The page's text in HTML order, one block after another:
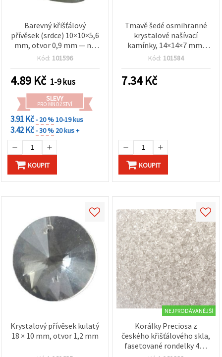
Barevný křišťálový
přívěsek (srdce) 10×10×5,6
mm, otvor 0,9 mm — na
výrobu šperků
Kód: 101596
4.89 Kč 1-9 kus
SLEVY
PRO MNOŽSTVÍ
3.91 Kč- 20 %10-19 kus
3.42 Kč- 30 % 20 kus +
KOUPIT
Tmavě šedé osmihranné
krystalové našívací
kamínky, 14×14×7 mm,
otvor 1,5 mm – 4 ks
Kód: 101584
7.34Kč
KOUPIT
Krystalový přívěsek kulatý
18 × 10 mm, otvor 1,2 mm
NEJPRODÁVANĚJŠÍ
Korálky Preciosa z
českého křišťálového skla,
fasetované rondelky 4×3